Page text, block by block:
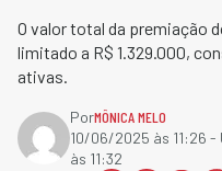
O valor total da premiação
limitado a R$ 1.329.000,
ativas.
PorMÔNICA MELO
10/06/2025 às 11:26 -
às 11:32